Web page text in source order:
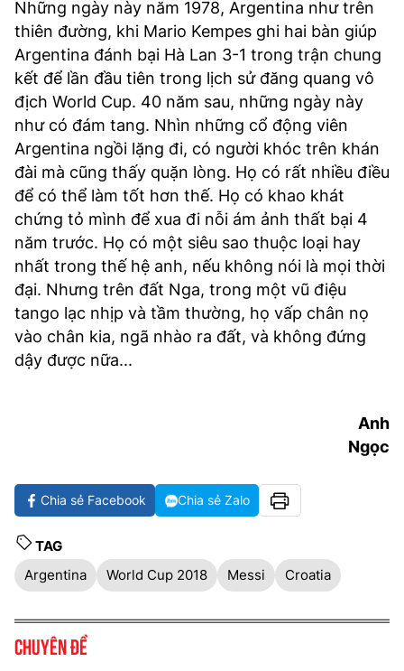
Những ngày này năm 1978, Argentina như trên
thiên đường, khi Mario Kempes ghi hai bàn giúp
Argentina đánh bại Hà Lan 3-1 trong trận chung
kết để lần đầu tiên trong lịch sử đăng quang vô
địch World Cup. 40 năm sau, những ngày này
như có đám tang. Nhìn những cổ động viên
Argentina ngồi lặng đi, có người khóc trên khán
đài mà cũng thấy quặn lòng. Họ có rất nhiều điều
để có thể làm tốt hơn thế. Họ có khao khát
chứng tỏ mình để xua đi nỗi ám ảnh thất bại 4
năm trước. Họ có một siêu sao thuộc loại hay
nhất trong thế hệ anh, nếu không nói là mọi thời
đại. Nhưng trên đất Nga, trong một vũ điệu
tango lạc nhịp và tầm thường, họ vấp chân nọ
vào chân kia, ngã nhào ra đất, và không đứng
dậy được nữa...
Anh
Ngọc
Chia sẻ Facebook Chia sẻ Zalo
TAG
Argentina
World Cup 2018 Messi Croatia
Chuyên đề